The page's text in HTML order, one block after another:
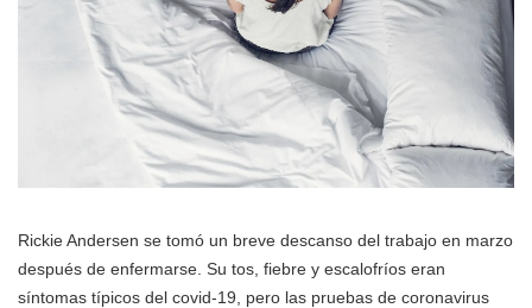
Rickie Andersen se tomó un breve descanso del trabajo en marzo
después de enfermarse. Su tos, fiebre y escalofríos eran
síntomas típicos del covid-19, pero las pruebas de coronavirus